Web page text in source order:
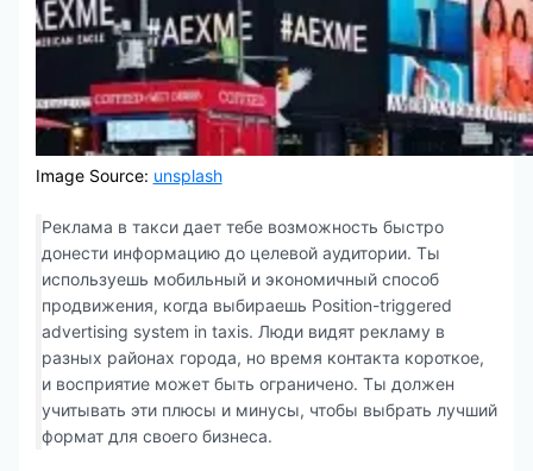
Image Source: unsplash
Реклама в такси дает тебе возможность быстро
донести информацию до целевой аудитории. Ты
используешь мобильный и экономичный способ
продвижения, когда выбираешь Position-triggered
advertising system in taxis. Люди видят рекламу в
разных районах города, но время контакта короткое,
и восприятие может быть ограничено. Ты должен
учитывать эти плюсы и минусы, чтобы выбрать лучший
формат для своего бизнеса.